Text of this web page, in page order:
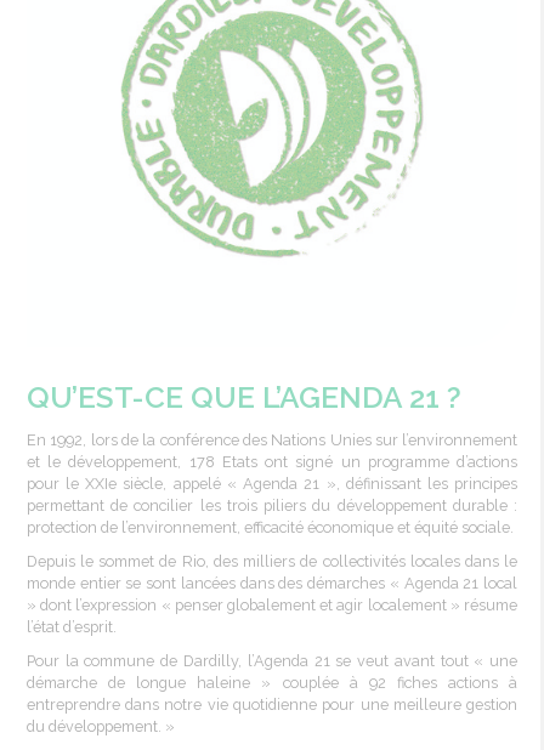
QU’EST-CE QUE L’AGENDA 21 ?
En 1992, lorsde la conférencedes Nations Uniessur l’environnement
et ledéveloppement, 178 Etatsont signé un programmed’actions
pour leXXIe siècle, appelé« Agenda 21 », définissantles principes
permettantdeconcilier les trois piliers du développementdurable :
protection de l’environnement, efficacité économiqueet équité sociale.
Depuisle sommet de Rio, des milliers de collectivitéslocales dansle
monde entierse sont lancées dansdesdémarches « Agenda 21 local
»dont l’expression « penser globalement etagir localement» résume
l’état d’esprit.​
Pour la commune de Dardilly, l’Agenda 21 seveut avant tout « une
démarchede longue haleine » coupléeà 92 fiches actions à
entreprendre dans notre viequotidienne pour une meilleure gestion
du développement. »